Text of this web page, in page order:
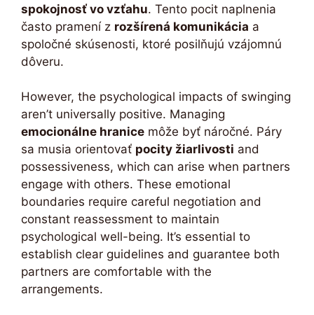
spokojnosť vo vzťahu. Tento pocit naplnenia
často pramení z rozšírená komunikácia a
spoločné skúsenosti, ktoré posilňujú vzájomnú
dôveru.
However, the psychological impacts of swinging
aren’t universally positive. Managing
emocionálne hranice môže byť náročné. Páry
sa musia orientovať pocity žiarlivosti and
possessiveness, which can arise when partners
engage with others. These emotional
boundaries require careful negotiation and
constant reassessment to maintain
psychological well-being. It’s essential to
establish clear guidelines and guarantee both
partners are comfortable with the
arrangements.